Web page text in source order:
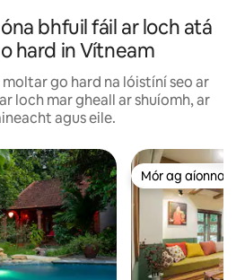
bhfuil fáil ar loch atá
hard in Vítneam
go hard na lóistíní seo ar
loch mar gheall ar shuíomh, ar
agus eile.
Mór ag aíonna
Mór ag aíonna